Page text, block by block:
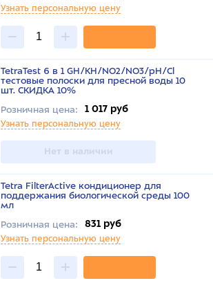
Узнать персональную цену
TetraTest 6 в 1 GH/KH/NO2/NO3/pH/Cl
тестовые полоски для пресной воды 10
шт. СКИДКА 10%
Розничная цена:
1 017 руб
Узнать персональную цену
Нет в наличии
Tetra FilterActive кондиционер для
поддержания биологической среды 100
мл
Розничная цена:
831 руб
Узнать персональную цену